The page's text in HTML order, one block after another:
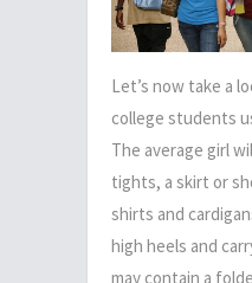
Let’s now take a
college students
The average girl
tights, a skirt or
shirts and
high heels and
may contain a